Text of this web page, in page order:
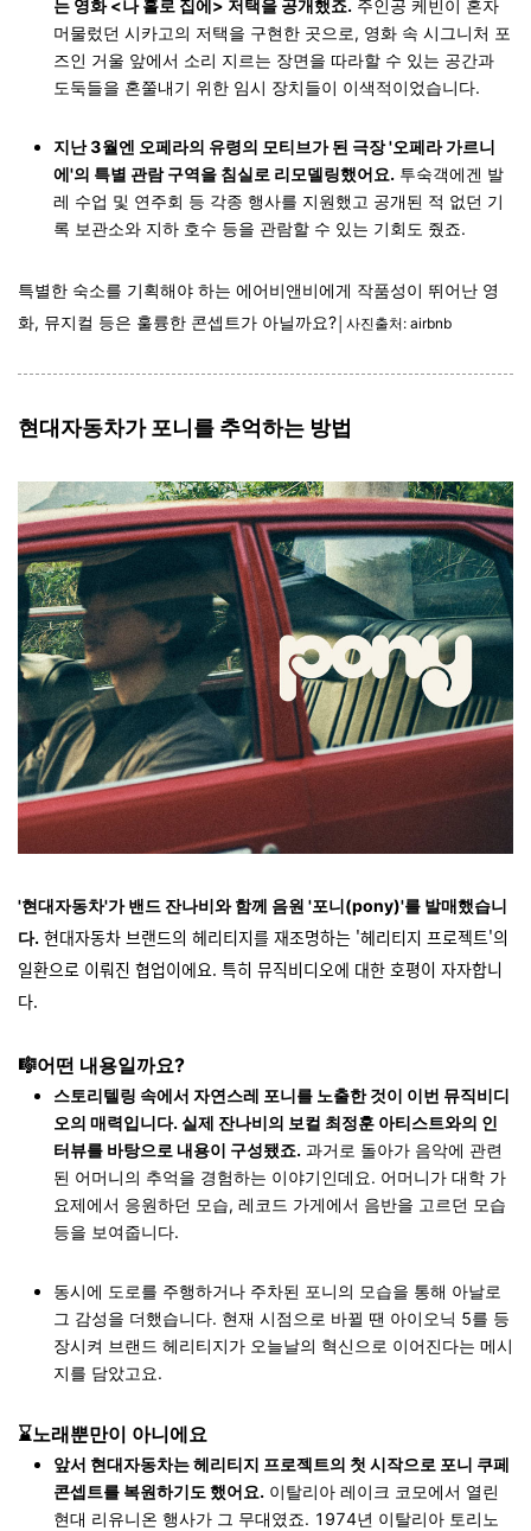
는 영화 <나 홀로 집에> 저택을 공개했죠. 주인공 케빈이 혼자
머물렀던 시카고의 저택을 구현한 곳으로, 영화 속 시그니처 포
즈인 거울 앞에서 소리 지르는 장면을 따라할 수 있는 공간과
도둑들을 혼쭐내기 위한 임시 장치들이 이색적이었습니다.
지난 3월엔 오페라의 유령의 모티브가 된 극장 '오페라 가르니
에'의 특별 관람 구역을 침실로 리모델링했어요. 투숙객에겐 발
레 수업 및 연주회 등 각종 행사를 지원했고 공개된 적 없던 기
록 보관소와 지하 호수 등을 관람할 수 있는 기회도 줬죠.
특별한 숙소를 기획해야 하는 에어비앤비에게 작품성이 뛰어난 영
화, 뮤지컬 등은 훌륭한 콘셉트가 아닐까요? │사진출처: airbnb
현대자동차가 포니를 추억하는 방법
'현대자동차'가 밴드 잔나비와 함께 음원 '포니(pony)'를 발매했습니
다. 현대자동차 브랜드의 헤리티지를 재조명하는 '헤리티지 프로젝트'의
일환으로 이뤄진 협업이에요. 특히 뮤직비디오에 대한 호평이 자자합니
다.
🎼어떤 내용일까요?
스토리텔링 속에서 자연스레 포니를 노출한 것이 이번 뮤직비디
오의 매력입니다. 실제 잔나비의 보컬 최정훈 아티스트와의 인
터뷰를 바탕으로 내용이 구성됐죠. 과거로 돌아가 음악에 관련
된 어머니의 추억을 경험하는 이야기인데요. 어머니가 대학 가
요제에서 응원하던 모습, 레코드 가게에서 음반을 고르던 모습
등을 보여줍니다.
동시에 도로를 주행하거나 주차된 포니의 모습을 통해 아날로
그 감성을 더했습니다. 현재 시점으로 바뀔 땐 아이오닉 5를 등
장시켜 브랜드 헤리티지가 오늘날의 혁신으로 이어진다는 메시
지를 담았고요.
⌛노래뿐만이 아니에요
앞서 현대자동차는 헤리티지 프로젝트의 첫 시작으로 포니 쿠페
콘셉트를 복원하기도 했어요. 이탈리아 레이크 코모에서 열린
현대 리유니온 행사가 그 무대였죠. 1974년 이탈리아 토리노